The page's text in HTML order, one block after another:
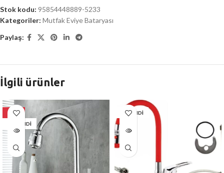
Stok kodu: 95854448889-5233
Kategoriler: Mutfak Eviye Bataryası
Paylaş:
İlgili ürünler
-22%
TÜKENDI
TÜKENDI